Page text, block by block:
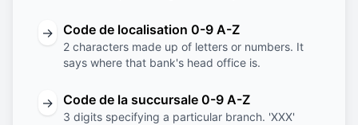
→ Code de localisation 0-9 A-Z
2 characters made up of letters or numbers. It
says where that bank's head office is.
→ Code de la succursale 0-9 A-Z
3 digits specifying a particular branch. 'XXX'